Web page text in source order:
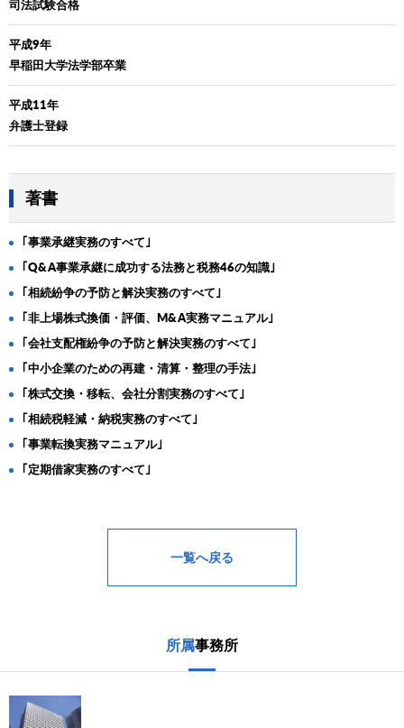
司法試験合格
平成9年
早稲田大学法学部卒業
平成11年
弁護士登録
著書
｢事業承継実務のすべて｣
｢Q&A事業承継に成功する法務と税務46の知識｣
｢相続紛争の予防と解決実務のすべて｣
｢非上場株式換価・評価、M&A実務マニュアル｣
｢会社支配権紛争の予防と解決実務のすべて｣
｢中小企業のための再建・清算・整理の手法｣
｢株式交換・移転、会社分割実務のすべて｣
｢相続税軽減・納税実務のすべて｣
｢事業転換実務マニュアル｣
｢定期借家実務のすべて｣
一覧へ戻る
所属事務所